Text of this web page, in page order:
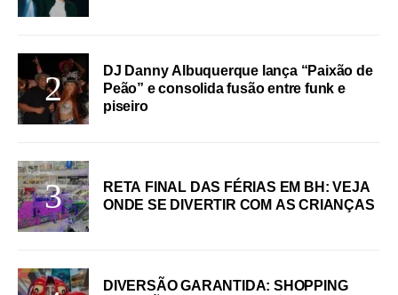
DJ Danny Albuquerque lança “Paixão de
Peão” e consolida fusão entre funk e
piseiro
RETA FINAL DAS FÉRIAS EM BH: VEJA
ONDE SE DIVERTIR COM AS CRIANÇAS
DIVERSÃO GARANTIDA: SHOPPING